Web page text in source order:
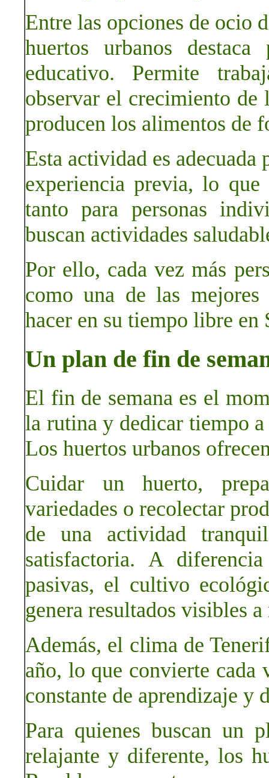
Entre las opciones de ocio
huertos urbanos
educativo. Permite
observar el crecimiento de
producen los alimentos de
Esta actividad es adecuada
experiencia previa, lo
tanto para personas
buscan actividades
Por ello, cada vez más
como una de las mejores
hacer en su tiempo libre en
Un plan de fin de
El fin de semana es el
la rutina y dedicar tiempo
Los huertos urbanos
Cuidar un huerto,
variedades o recolectar
de una actividad
satisfactoria. A
pasivas, el cultivo
genera resultados visibles
Además, el clima de
año, lo que convierte cada
constante de aprendizaje y
Para quienes buscan un
relajante y diferente, los